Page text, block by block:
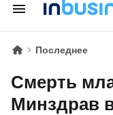
Последнее
Смерть
Минздрав